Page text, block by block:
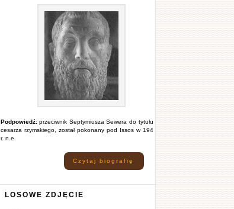
Podpowiedź:przeciwnik Septymiusza Sewera do tytułu
cesarza rzymskiego, został pokonany pod Issos w 194
r. n.e.
Czytaj biografię
LOSOWE ZDJĘCIE